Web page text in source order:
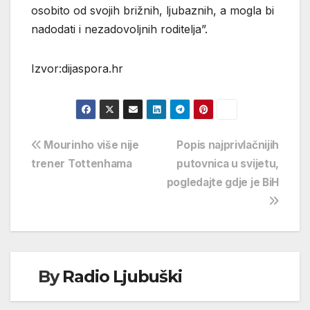
osobito od svojih brižnih, ljubaznih, a mogla bi
nadodati i nezadovoljnih roditelja”.
Izvor:dijaspora.hr
Navigacija
Popis najprivlačnijih
putovnica u svijetu,
pogledajte gdje je BiH
Mourinho više nije
trener Tottenhama
ByRadio Ljubuški